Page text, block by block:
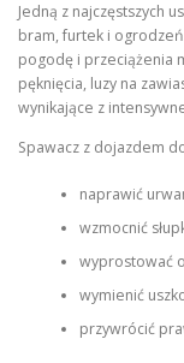
Jedną z najczęstszych
bram, furtek i
pogodę i przeciążenia
pęknięcia, luzy na
wynikające z
Spawacz z dojazdem
naprawić
wzmocnić
wyprostować
wymienić
przywrócić